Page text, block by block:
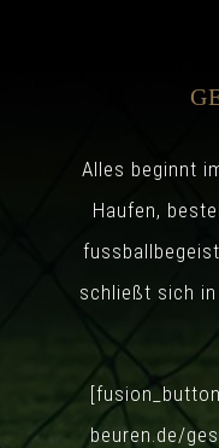
Lorem Ipsum
Mittwoch, 5. August
Alles beginnt
Haufen,
schließt sich in
beuren.de/